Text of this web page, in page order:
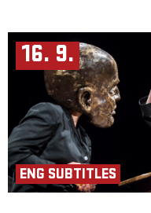
16. 9.
ENG SUBTITLES